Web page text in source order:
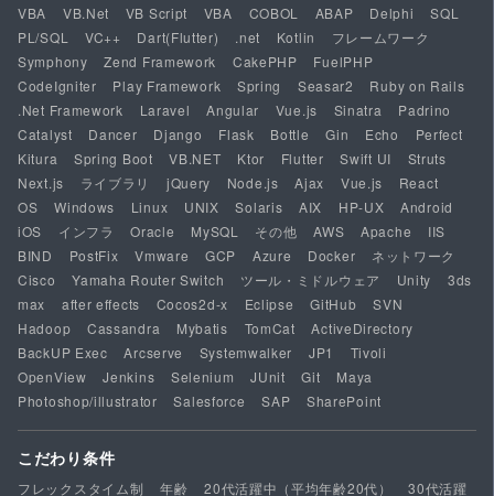
VBA
VB.Net VB Script VBA COBOL ABAP Delphi
SQL
PL/SQL
VC++ Dart(Flutter) .net Kotlin
フレームワーク
Symphony
Zend Framework CakePHP
FuelPHP
CodeIgniter
Play Framework Spring Seasar2
Ruby on Rails
.Net Framework
Laravel Angular Vue.js Sinatra
Padrino
Catalyst
Dancer Django Flask Bottle Gin Echo
Perfect
Kitura
Spring Boot VB.NET Ktor Flutter Swift UI
Struts
Next.js
ライブラリ jQuery Node.js Ajax Vue.js
React
OS
Windows Linux UNIX Solaris AIX HP-UX
Android
iOS
インフラ Oracle MySQL その他 AWS Apache
IIS
BIND
PostFix Vmware GCP Azure Docker
ネットワーク
Cisco
Yamaha Router Switch ツール・ミドルウェア Unity
3ds
max
after effects Cocos2d-x Eclipse GitHub
SVN
Hadoop
Cassandra Mybatis TomCat
ActiveDirectory
BackUP Exec
Arcserve Systemwalker JP1
Tivoli
OpenView
Jenkins Selenium JUnit Git
Maya
Photoshop/illustrator
Salesforce SAP SharePoint
こだわり条件
フレックスタイム制 年齢 20代活躍中（平均年齢20代） 30代活躍